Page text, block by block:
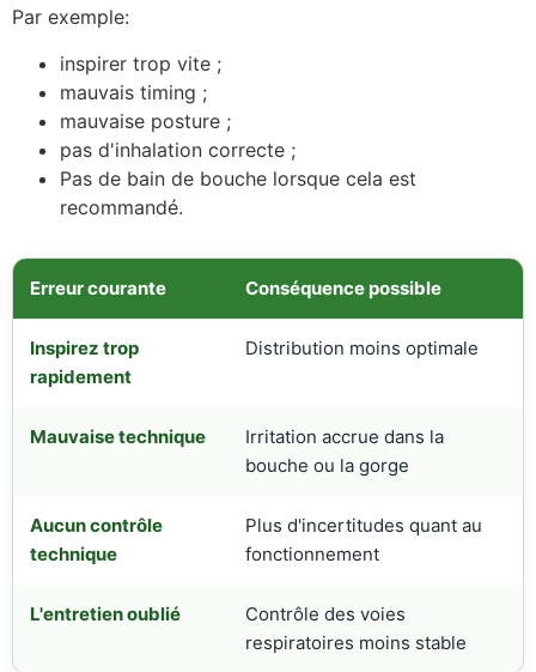
Par exemple:
inspirer trop vite ;
mauvais timing ;
mauvaise posture ;
pas d'inhalation correcte ;
Pas de bain de bouche lorsque cela est
recommandé.
Erreur courante Conséquence possible
Inspirez trop
rapidement
Distribution moins optimale
Mauvaise technique
Irritation accrue dans la
bouche ou la gorge
Aucun contrôle
technique
Plus d'incertitudes quant au
fonctionnement
L'entretien oublié
Contrôle des voies
respiratoires moins stable